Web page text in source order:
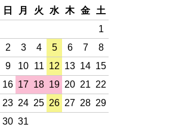
日
月 火 水 木 金
土
1
2
3 4 5 6 7
8
9
10 11 12 13 14 15
16 17 18 19 20 21 22
23 24 25 26 27 28 29
30 31